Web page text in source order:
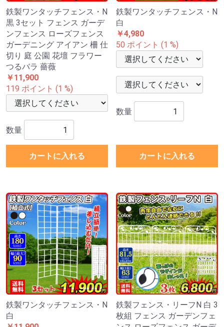
鉄製ワンタッチフェンス・N
黒 3セット フェンス ガーデ
ンフェンス ローズフェンス
ガーデニング アイアン 柵 仕
切り 庭 公園 花壇 フラワー
つるバラ 薔薇
￥11,900
119 ポイント (1 %)
数量
カートに入れる
鉄製ワンタッチフェンス・N
白
￥4,980
50 ポイント (1 %)
数量
カートに入れる
鉄製ワンタッチフェンス・N
白
鉄製フェンス・リーフN 白 3
枚組 フェンス ガーデンフェ